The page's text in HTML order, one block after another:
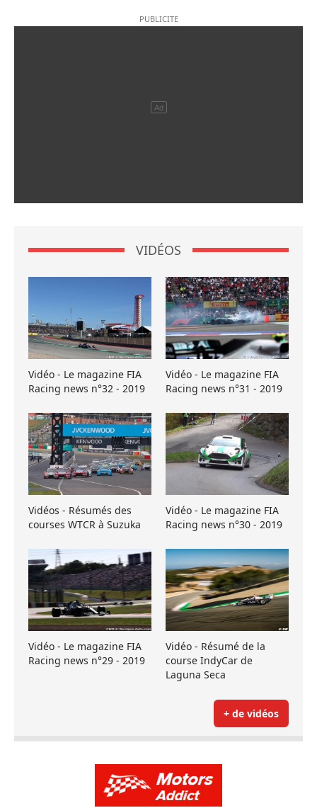
VIDÉOS
Vidéo - Le magazine FIA
Racing news n°32 - 2019
Vidéo - Le magazine FIA
Racing news n°31 - 2019
Vidéos - Résumés des
courses WTCR à Suzuka
Vidéo - Le magazine FIA
Racing news n°30 - 2019
Vidéo - Le magazine FIA
Racing news n°29 - 2019
Vidéo - Résumé de la
course IndyCar de
Laguna Seca
+ de vidéos